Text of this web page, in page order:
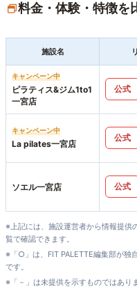
料金・体験・特徴を
施設名
キャンペーン中
ピラティス&ジム1to1
一宮店
公式
キャンペーン中
La pilates一宮店
公式
ソエル一宮店 公式
※上記には、施設運営者から情報提供
覧で確認できます。
※「○」は、FIT PALETTE編集部が独
です。
※「－」は未提供を示すものではあり